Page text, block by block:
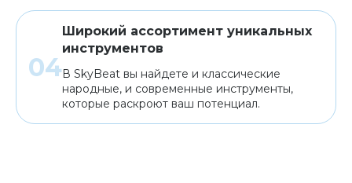
Широкий ассортимент уникальных
инструментов
В SkyBeat вы найдете и классические
народные, и современные инструменты,
которые раскроют ваш потенциал.